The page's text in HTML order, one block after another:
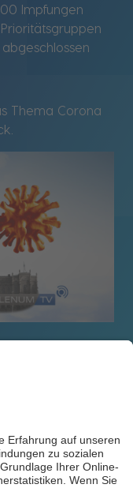
Impfungen
Thema Corona